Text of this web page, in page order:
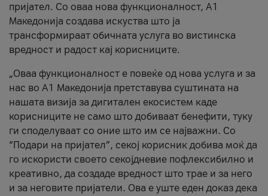
пријател. Со оваа нова функционалност, А1
Македонија создава искуства што ја
трансформираат обичната услуга во вистинска
вредност и радост кај корисниците.
„Оваа функционалност е повеќе од нова услуга и за
нас во А1 Македонија претставува суштината на
нашата визија за дигитален екосистем каде
корисниците не само што добиваат бенефити, туку
ги споделуваат со оние што им се најважни. Со
“Подари на пријател”, секој корисник добива моќ да
го искористи своето секојдневие пофлексибилно и
креативно, да создаде вредност што трае и за него
и за неговите пријатели. Ова е уште еден доказ дека